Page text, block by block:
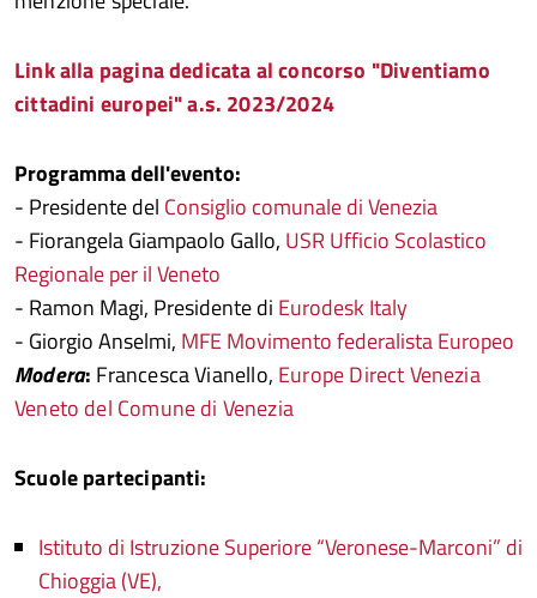
Link alla pagina dedicata al concorso "Diventiamo
cittadini europei" a.s. 2023/2024
Programma dell'evento:
- Presidente del Consiglio comunale di Venezia
- Fiorangela Giampaolo Gallo, USR Ufficio Scolastico
Regionale per il Veneto
- Ramon Magi, Presidente di Eurodesk Italy
- Giorgio Anselmi, MFE Movimento federalista Europeo
Modera: Francesca Vianello, Europe Direct Venezia
Veneto del Comune di Venezia
Scuole partecipanti:
Istituto di Istruzione Superiore “Veronese-Marconi” di
Chioggia (VE),